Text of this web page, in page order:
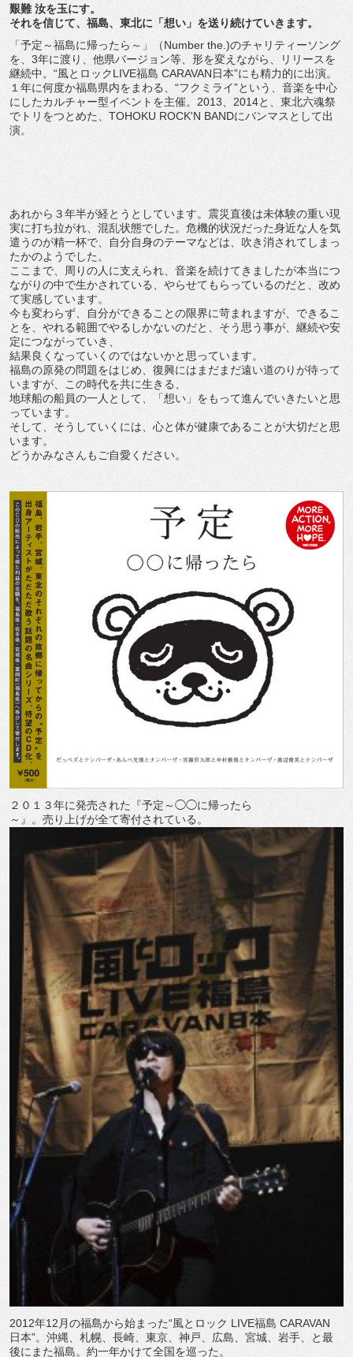
艱難 汝を玉にす。
それを信じて、福島、東北に「想い」を送り続けていきます。
「予定～福島に帰ったら～」（Number the.)のチャリティーソング
を、3年に渡り、他県バージョン等、形を変えながら、リリースを
継続中。“風とロックLIVE福島 CARAVAN日本”にも精力的に出演。
１年に何度か福島県内をまわる、“フクミライ”という、音楽を中心
にしたカルチャー型イベントを主催。2013、2014と、東北六魂祭
でトリをつとめた、TOHOKU ROCK'N BANDにバンマスとして出
演。
あれから３年半が経とうとしています。震災直後は未体験の重い現
実に打ち拉がれ、混乱状態でした。危機的状況だった身近な人を気
遣うのが精一杯で、自分自身のテーマなどは、吹き消されてしまっ
たかのようでした。
ここまで、周りの人に支えられ、音楽を続けてきましたが本当につ
ながりの中で生かされている、やらせてもらっているのだと、改め
て実感しています。
今も変わらず、自分ができることの限界に苛まれますが、できるこ
とを、やれる範囲でやるしかないのだと、そう思う事が、継続や安
定につながっていき、
結果良くなっていくのではないかと思っています。
福島の原発の問題をはじめ、復興にはまだまだ遠い道のりが待って
いますが、この時代を共に生きる、
地球船の船員の一人として、「想い」をもって進んでいきたいと思
っています。
そして、そうしていくには、心と体が健康であることが大切だと思
います。
どうかみなさんもご自愛ください。
２０１３年に発売された『予定～◯◯に帰ったら
～』。売り上げが全て寄付されている。
2012年12月の福島から始まった“風とロック LIVE福島 CARAVAN
日本”。沖縄、札幌、長崎、東京、神戸、広島、宮城、岩手、と最
後にまた福島。約一年かけて全国を巡った。